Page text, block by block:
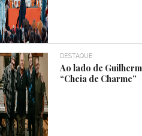
DESTAQUE
Ao lado de
“Cheia de Charme”